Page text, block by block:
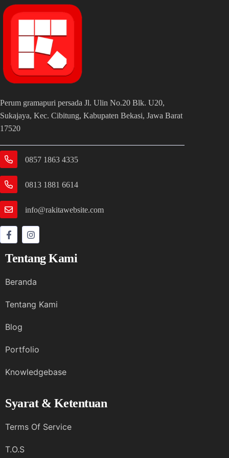
Perum gramapuri persada Jl. Ulin No.20 Blk. U20,
Sukajaya, Kec. Cibitung, Kabupaten Bekasi, Jawa Barat
17520
0857 1863 4335
0813 1881 6614
info@rakitawebsite.com
Tentang Kami
Beranda
Tentang Kami
Blog
Portfolio
Knowledgebase
Syarat & Ketentuan
Terms Of Service
T.O.S